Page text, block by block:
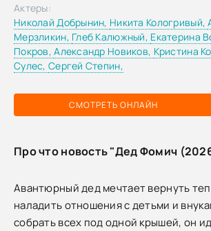
СМОТРЕТЬ ОНЛАЙН
Актеры:
Николай Добрынин, Никита Кологривый,
Мерзликин, Глеб Калюжный, Екатерина
Покров,Александр Новиков, Кристина
Сулес, Сергей Степин,
Про что новость "Дед Фомич
Авантюрный дед мечтает вернуть
наладить отношения с детьми и
собрать всех под одной крышей, он